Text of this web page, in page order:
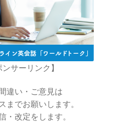
せ等もろもろ_他
クの情報も残しま
す】
ンサーリンク】
違い・ご意見は
までお願いします。
・改定をします。